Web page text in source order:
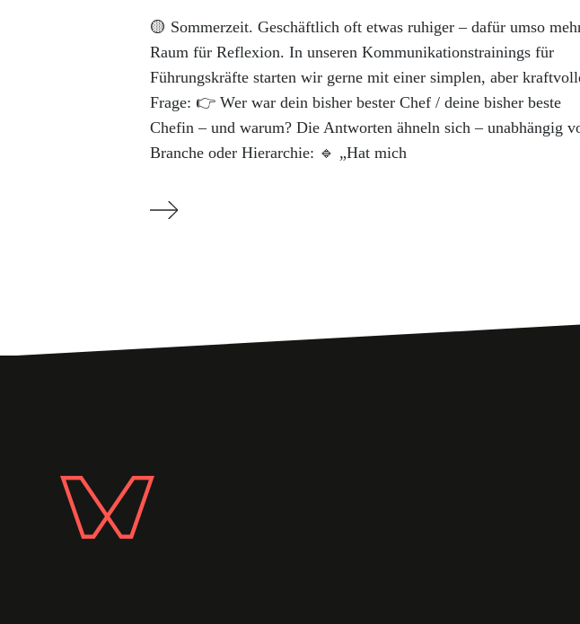
🟡 Sommerzeit. Geschäftlich oft etwas ruhiger – dafür umso
Raum für Reflexion. In unseren Kommunikationstrainings für
Führungskräfte starten wir gerne mit einer simplen, aber
Frage: 👉 Wer war dein bisher bester Chef / deine bisher beste
Chefin – und warum? Die Antworten ähneln sich – unabhängig
Branche oder Hierarchie: 🔹 „Hat mich